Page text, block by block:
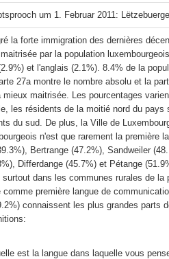
um 1. Februar 2011:
la forte immigration des dernières
par la population
et l'anglais (2.1%). 8.4% de la
27a montre le nombre absolu et la
mieux maitrisée. Les pourcentages
les résidents de la moitié nord du
du sud. De plus, la Ville de
n'est que rarement la première
Bertrange (47.2%), Sandweiler
Differdange (45.7%) et Pétange
surtout dans les communes rurales de
comme première langue de
est la langue dans laquelle vous